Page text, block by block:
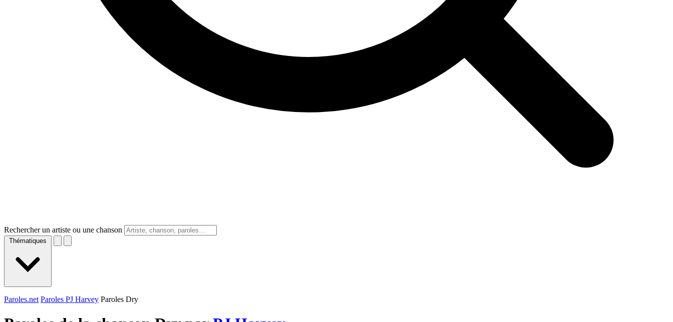
Rechercher un artiste ou une chanson
Thématiques
Paroles.net Paroles PJ Harvey Paroles Dry